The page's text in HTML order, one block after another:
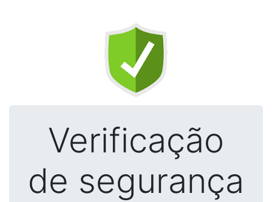
Verificação
de segurança